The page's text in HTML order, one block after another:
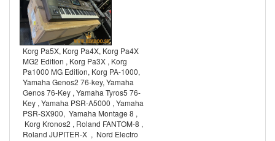
Korg Pa5X, Korg Pa4X, Korg Pa4X
MG2 Edition , Korg Pa3X , Korg
Pa1000 MG Edition, Korg PA-1000,
Yamaha Genos2 76-key, Yamaha
Genos 76-Key , Yamaha Tyros5 76-
Key , Yamaha PSR-A5000 , Yamaha
PSR-SX900, Yamaha Montage 8 ,
Korg Kronos2 , Roland FANTOM-8 ,
Roland JUPITER-X , Nord Electro